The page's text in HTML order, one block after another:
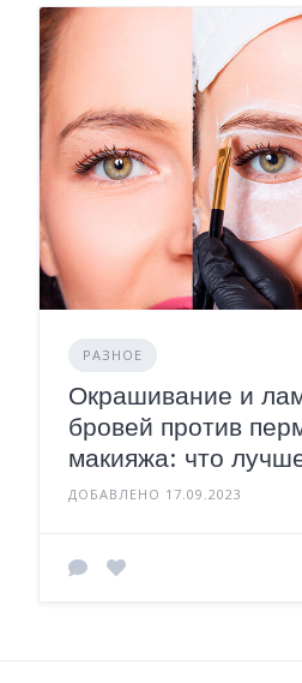
РАЗНОЕ
Окрашивание и
бровей против
макияжа: что
ДОБАВЛЕНО 17.09.2023